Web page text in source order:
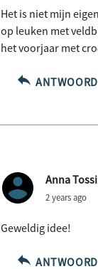
Het is niet mijn
op leuken met
het voorjaar met
ANTWOORD
Anna
2 years ago
Geweldig idee!
ANTWOORD